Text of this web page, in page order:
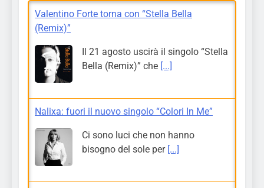
Valentino Forte torna con “Stella Bella
(Remix)”
Il 21 agosto uscirà il singolo “Stella
Bella (Remix)” che [...]
Nalixa: fuori il nuovo singolo “Colori In Me”
Ci sono luci che non hanno
bisogno del sole per [...]